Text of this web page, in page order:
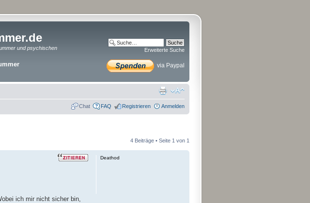
und psychischen
Erweiterte Suche
via Paypal
Chat FAQ Registrieren Anmelden
4 Beiträge • Seite 1 von 1
ich mir nicht sicher bin,
Deathod